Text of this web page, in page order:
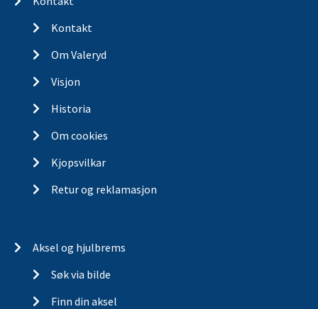
Kontakt
Om Valeryd
Visjon
Historia
Om cookies
Kjopsvilkar
Retur og reklamasjon
Aksel og hjulbrems
Søk via bilde
Finn din aksel